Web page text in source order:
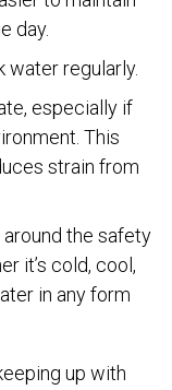
day.
water regularly.
especially if
This
strain from
the safety
it’s cold, cool,
in any form
up with